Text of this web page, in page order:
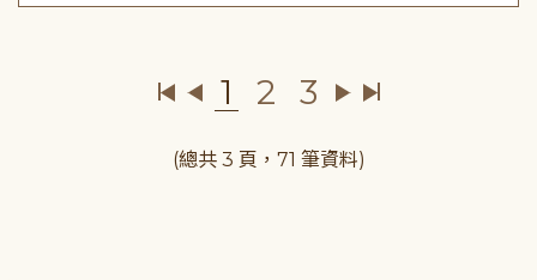
1 2 3
(總共 3 頁，71 筆資料)